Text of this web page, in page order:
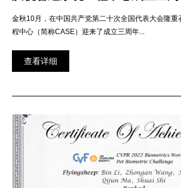
金秋10月，在中国共产党第二十次全国代表大会隆重
程中心（简称CASE）迎来了成立三周年...
查看详细